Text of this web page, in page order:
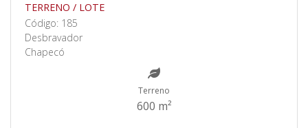
TERRENO / LOTE
Código: 185
Desbravador
Chapecó
Terreno
600 m²